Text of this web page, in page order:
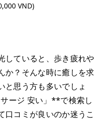
VND)
していると、歩き疲れや
か？そんな時に癒しを求
と思う方も多いでしょ
ージ 安い」**で検索し
口コミが良いのか迷うこ